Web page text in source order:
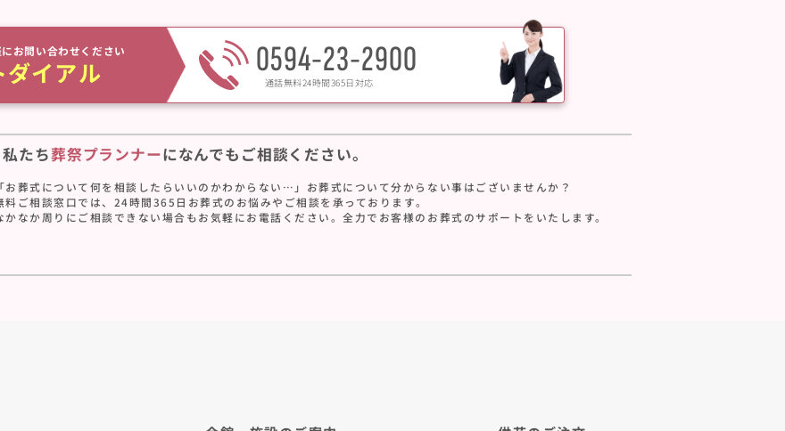
お問い合わせください
イアル 0594-23-2900
通話無料24時間365日対応
私たち葬祭プランナーになんでもご相談ください。
「お葬式について何を相談したらいいのかわからない…」お葬式について分からない事はございませんか？
料ご相談窓口では、24時間365日お葬式のお悩みやご相談を承っております。
かなか周りにご相談できない場合もお気軽にお電話ください。全力でお客様のお葬式のサポートをいたします。